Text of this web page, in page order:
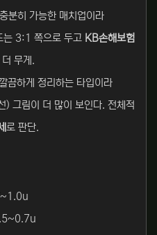
분히 가능한 매치업이라
는 3:1 쪽으로 두고 KB손해보험
무게.
끔하게 정리하는 타입이라
그림이 더 많이 보인다. 전체적
로 판단.